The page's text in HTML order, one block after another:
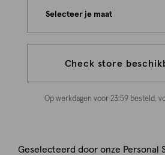
Selecteer je maat
Check store
Op werkdagen voor 23:59 besteld,
Geselecteerd door onze Personal